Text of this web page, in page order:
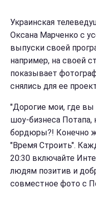
Украинская
Оксана Марченко с
выпуски своей
например, на своей
показывает
снялись для ее
"Дорогие мои, где
шоу-бизнеса Потапа,
бордюры?! Конечно
"Время Строить".
20:30 включайте
людям позитив и
совместное фото с